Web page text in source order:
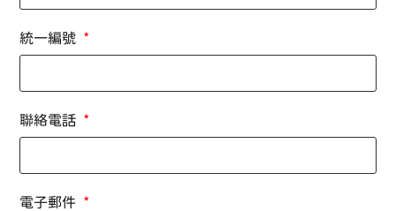
統一編號
聯絡電話
電子郵件